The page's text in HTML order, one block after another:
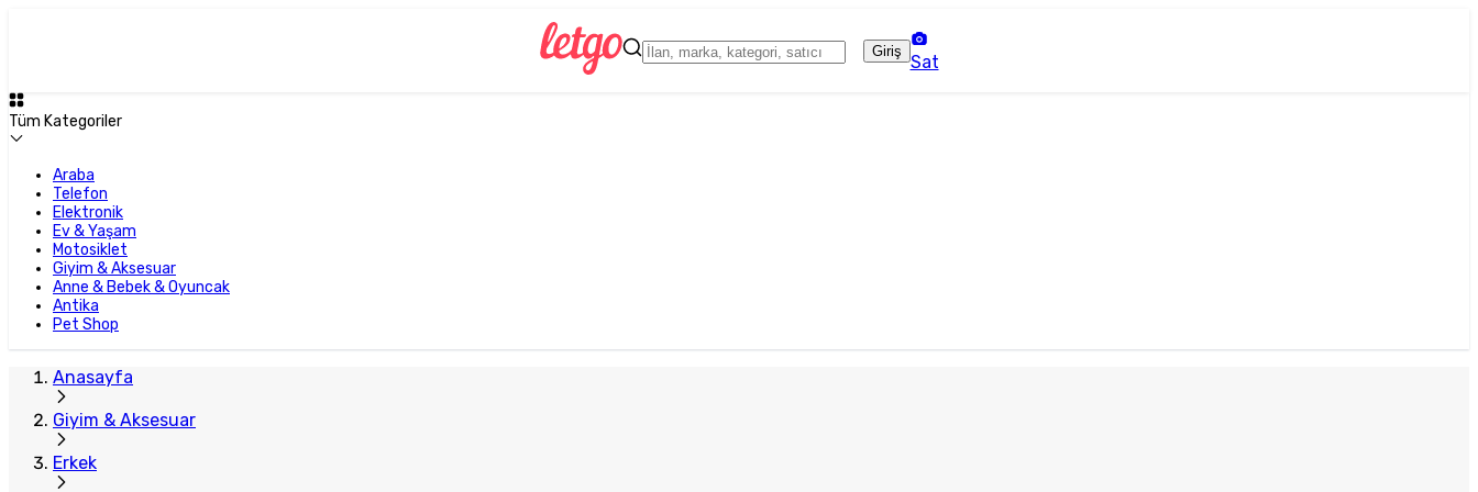
Giriş
Sat
Tüm Kategoriler
Araba
Telefon
Elektronik
Ev & Yaşam
Motosiklet
Giyim & Aksesuar
Anne & Bebek & Oyuncak
Antika
Pet Shop
Anasayfa
Giyim & Aksesuar
Erkek